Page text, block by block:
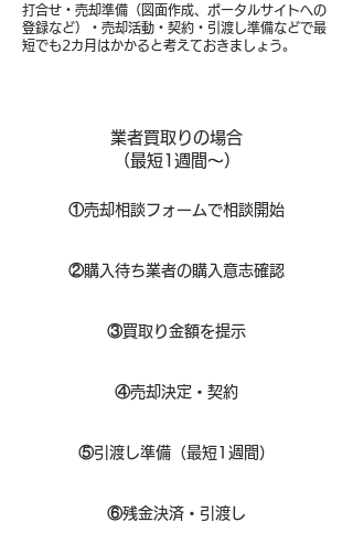
打合せ・売却準備（図面作成、ポータルサイトへの
登録など）・売却活動・契約・引渡し準備などで最
短でも2カ月はかかると考えておきましょう。
業者買取りの場合
（​最短1週間～）
①​売却相談フォームで相談開始
②購入待ち業者の購入意志確認
③買取り金額を提示
④売却決定・契約
⑤引渡し準備（最短1週間）
⑥残金決済・引渡し